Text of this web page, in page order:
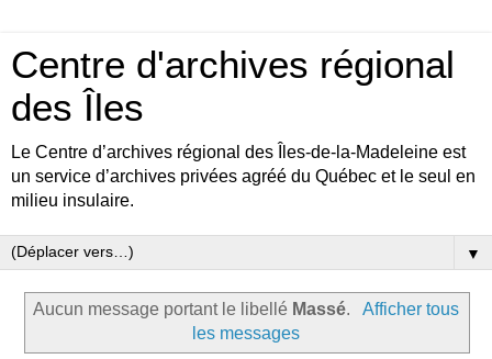
Centre d'archives régional
des Îles
Le Centre d’archives régional des Îles-de-la-Madeleine est
un service d’archives privées agréé du Québec et le seul en
milieu insulaire.
▼
Aucun message portant le libellé Massé.
Afficher tous
les messages